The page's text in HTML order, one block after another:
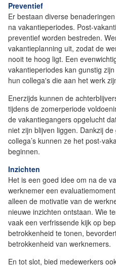
Preventief
Er bestaan diverse
na vakantieperiodes. Post-
preventief worden bestreden.
vakantieplanning uit, zodat de
nooit te hoog ligt. Een
vakantieperiodes kan gunstig
hun collega's die aan het werk
Enerzijds kunnen de
tijdens de zomerperiode
de vakantiegangers opgelucht
niet zijn blijven liggen. Dankzij
collega’s kunnen ze het post-
beginnen.
Inzichten
Het is een goed idee om na de
werknemer een
alleen de motivatie van de
nieuwe inzichten ontstaan. Wie
vaak een verfrissende kijk op
betrokkenheid te tonen,
betrokkenheid van werknemers.
En tot slot, bied medewerkers